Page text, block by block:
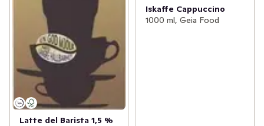
Latte del Barista 1,5 %
Iskaffe Cappuccino
1000 ml, Geia Food